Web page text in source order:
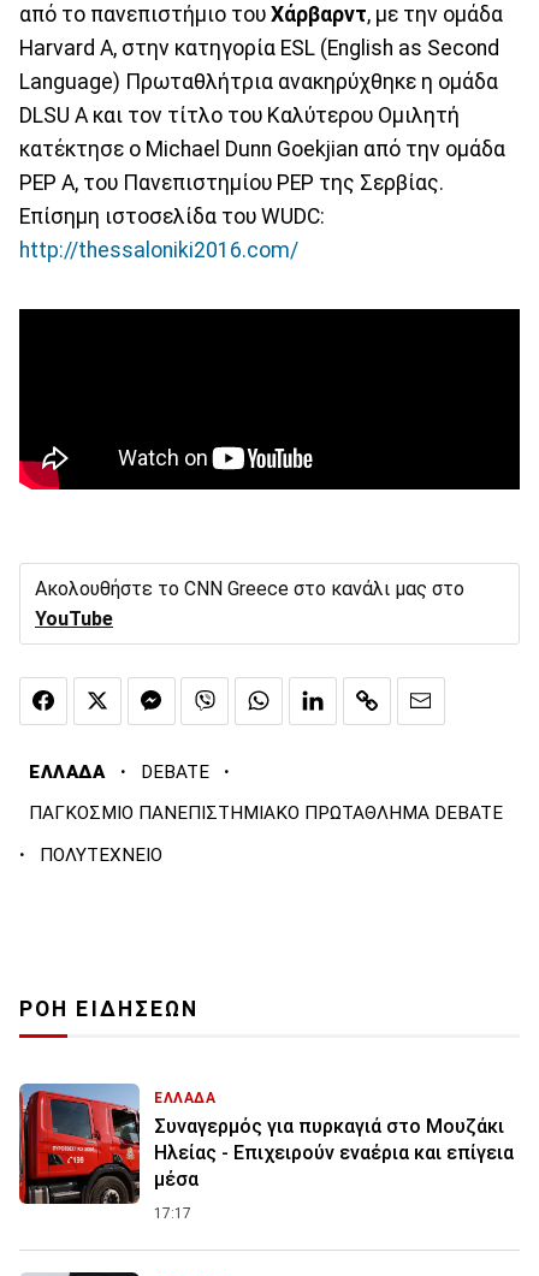
από το πανεπιστήμιο του Χάρβαρντ, με την ομάδα
Harvard A, στην κατηγορία ESL (English as Second
Language) Πρωταθλήτρια ανακηρύχθηκε η ομάδα
DLSU A και τον τίτλο του Καλύτερου Ομιλητή
κατέκτησε ο Michael Dunn Goekjian από την ομάδα
PEP A, του Πανεπιστημίου PEP της Σερβίας.
Επίσημη ιστοσελίδα του WUDC:
http://thessaloniki2016.com/
Ακολουθήστε το CNN Greece στο κανάλι μας στο
YouTube
ΕΛΛΑΔΑ · DEBATE ·
ΠΑΓΚΟΣΜΙΟ ΠΑΝΕΠΙΣΤΗΜΙΑΚΟ ΠΡΩΤΑΘΛΗΜΑ DEBATE
· ΠΟΛΥΤΕΧΝΕΙΟ
ΡΟΗ ΕΙΔΗΣΕΩΝ
ΕΛΛΑΔΑ
Συναγερμός για πυρκαγιά στο Μουζάκι
Ηλείας - Επιχειρούν εναέρια και επίγεια
μέσα
17:17